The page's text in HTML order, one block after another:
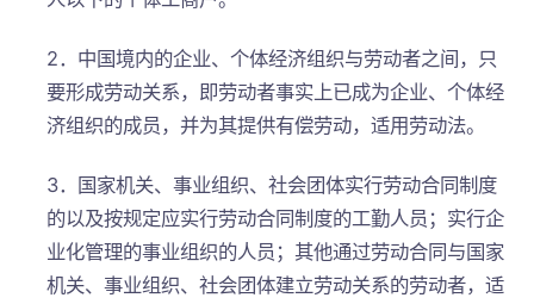
2．中国境内的企业、个体经济组织与劳动者之间，只
要形成劳动关系，即劳动者事实上已成为企业、个体经
济组织的成员，并为其提供有偿劳动，适用劳动法。
3．国家机关、事业组织、社会团体实行劳动合同制度
的以及按规定应实行劳动合同制度的工勤人员；实行企
业化管理的事业组织的人员；其他通过劳动合同与国家
机关、事业组织、社会团体建立劳动关系的劳动者，适